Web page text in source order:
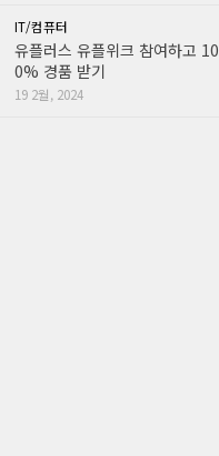
IT/컴퓨터
유플러스 유플위크 참여하고 10
0% 경품 받기
19 2월, 2024